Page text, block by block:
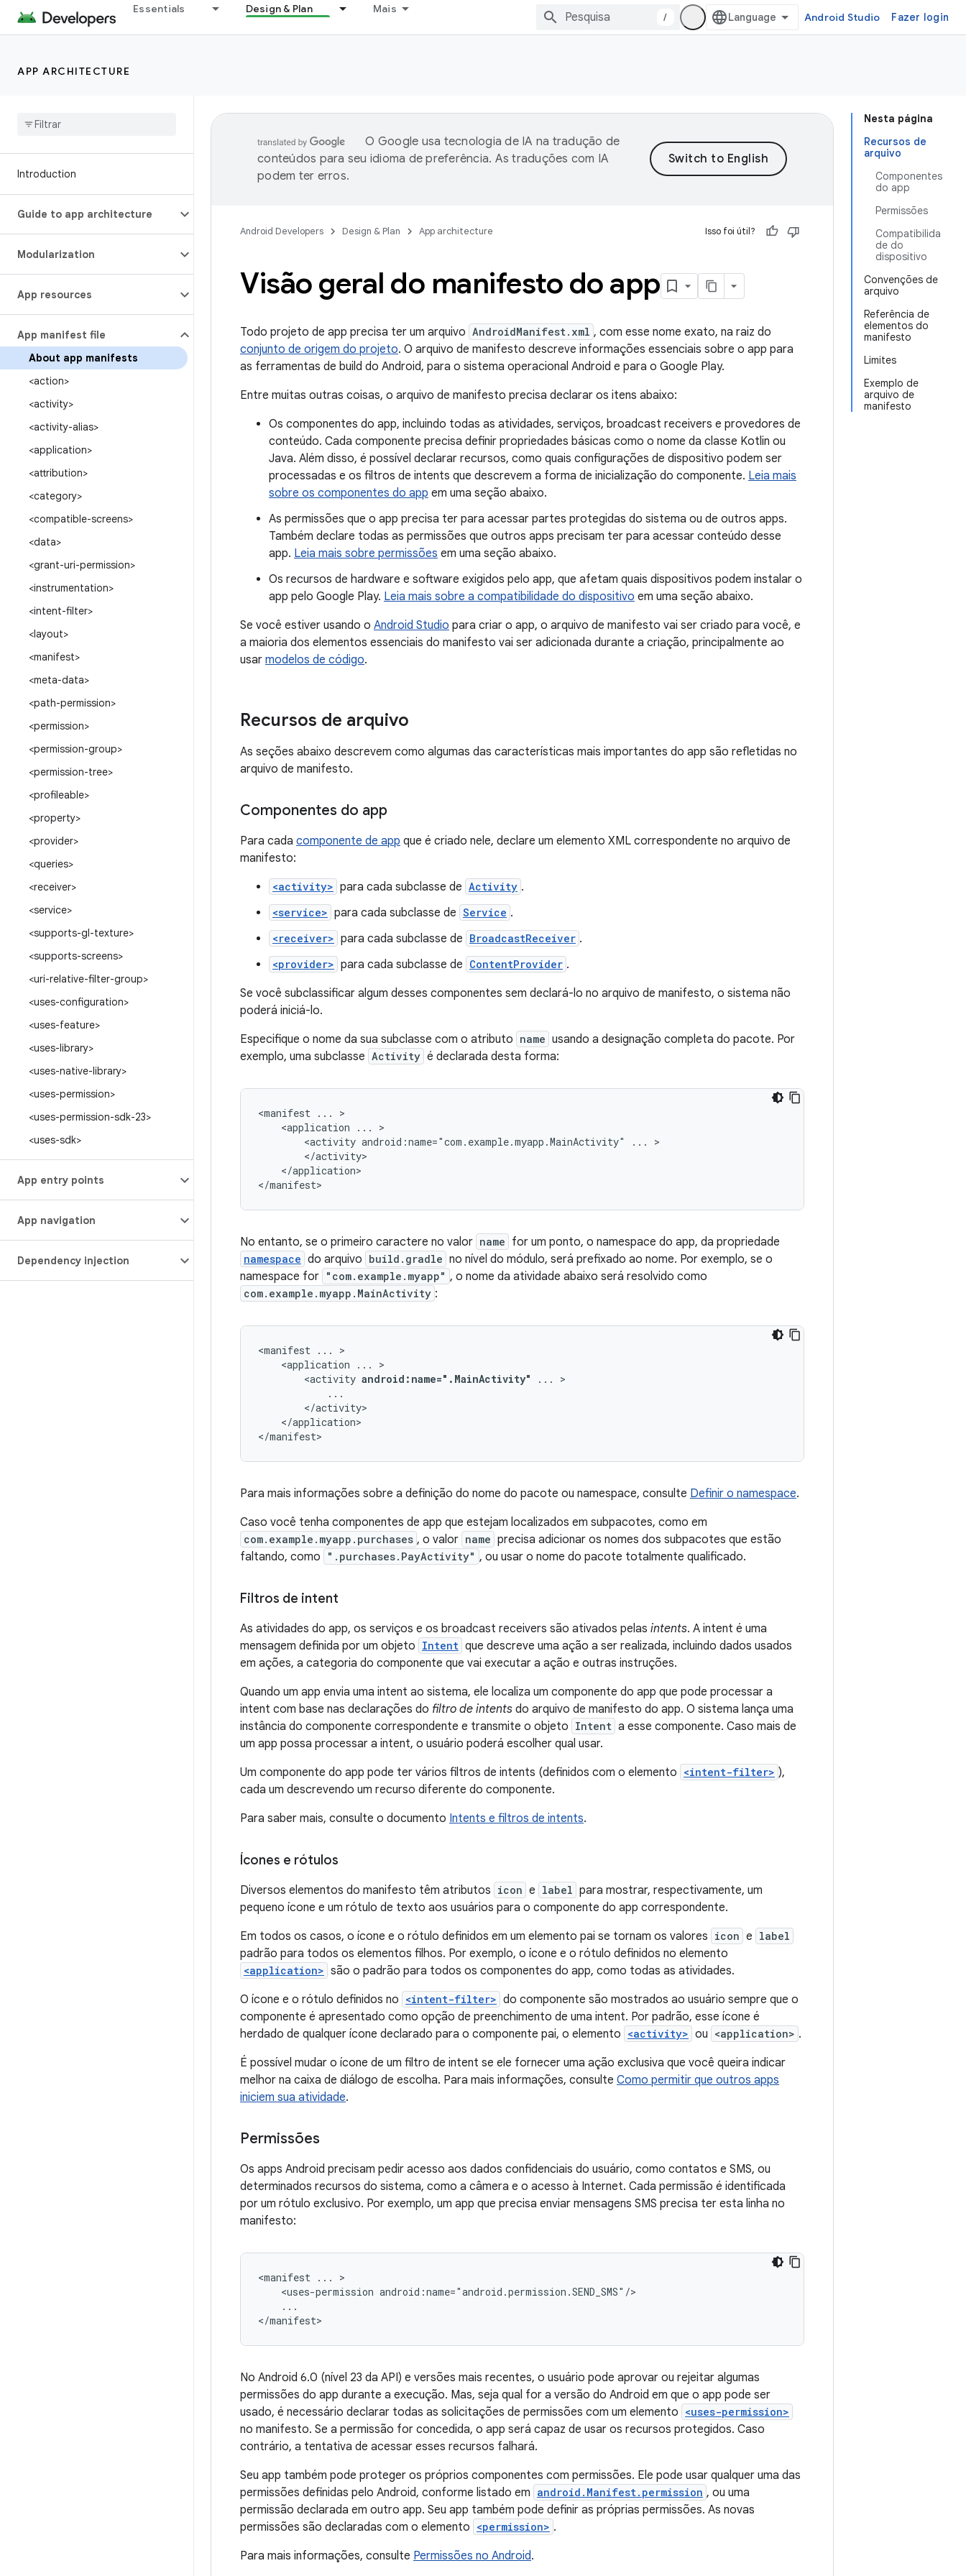
Essentials Design & Plan Mais
/ Android Studio Fazer login
APP ARCHITECTURE
Introduction
Guide to app architecture
Modularization
App resources
App manifest file
About app manifests
<action>
<activity>
<activity-alias>
<application>
<attribution>
<category>
<compatible-screens>
<data>
<grant-uri-permission>
<instrumentation>
<intent-filter>
<layout>
<manifest>
<meta-data>
<path-permission>
<permission>
<permission-group>
<permission-tree>
<profileable>
<property>
<provider>
<queries>
<receiver>
<service>
<supports-gl-texture>
<supports-screens>
<uri-relative-filter-group>
<uses-configuration>
<uses-feature>
<uses-library>
<uses-native-library>
<uses-permission>
<uses-permission-sdk-23>
<uses-sdk>
App entry points
App navigation
Dependency injection
Nesta página
Recursos de
arquivo
Componentes
do app
Permissões
Compatibilida
de do
dispositivo
Convenções de
arquivo
Referência de
elementos do
manifesto
Limites
Exemplo de
arquivo de
manifesto
O Google usa tecnologia de IA na tradução de
conteúdos para seu idioma de preferência. As traduções com IA
podem ter erros.
Android Developers Design & Plan App architecture Isso foi útil?
Visão geral do manifesto do app
Todo projeto de app precisa ter um arquivo AndroidManifest.xml , com esse nome exato, na raiz do
conjunto de origem do projeto. O arquivo de manifesto descreve informações essenciais sobre o app para
as ferramentas de build do Android, para o sistema operacional Android e para o Google Play.
Entre muitas outras coisas, o arquivo de manifesto precisa declarar os itens abaixo:
Os componentes do app, incluindo todas as atividades, serviços, broadcast receivers e provedores de
conteúdo. Cada componente precisa definir propriedades básicas como o nome da classe Kotlin ou
Java. Além disso, é possível declarar recursos, como quais configurações de dispositivo podem ser
processadas e os filtros de intents que descrevem a forma de inicialização do componente. Leia mais
sobre os componentes do app em uma seção abaixo.
As permissões que o app precisa ter para acessar partes protegidas do sistema ou de outros apps.
Também declare todas as permissões que outros apps precisam ter para acessar conteúdo desse
app. Leia mais sobre permissões em uma seção abaixo.
Os recursos de hardware e software exigidos pelo app, que afetam quais dispositivos podem instalar o
app pelo Google Play. Leia mais sobre a compatibilidade do dispositivo em uma seção abaixo.
Se você estiver usando o Android Studio para criar o app, o arquivo de manifesto vai ser criado para você, e
a maioria dos elementos essenciais do manifesto vai ser adicionada durante a criação, principalmente ao
usar modelos de código.
Recursos de arquivo
As seções abaixo descrevem como algumas das características mais importantes do app são refletidas no
arquivo de manifesto.
Componentes do app
Para cada componente de app que é criado nele, declare um elemento XML correspondente no arquivo de
manifesto:
<activity> para cada subclasse de Activity .
<service> para cada subclasse de Service .
<receiver> para cada subclasse de BroadcastReceiver .
<provider> para cada subclasse de ContentProvider .
Se você subclassificar algum desses componentes sem declará-lo no arquivo de manifesto, o sistema não
poderá iniciá-lo.
Especifique o nome da sua subclasse com o atributo name usando a designação completa do pacote. Por
exemplo, uma subclasse Activity é declarada desta forma:
<manifest ...
<application
...
<activity android:name="com.example.myapp.MainActivity" ...
</application>
</manifest>
No entanto, se o primeiro caractere no valor name for um ponto, o namespace do app, da propriedade
namespace do arquivo build.gradle no nível do módulo, será prefixado ao nome. Por exemplo, se o
namespace for "com.example.myapp" , o nome da atividade abaixo será resolvido como
com.example.myapp.MainActivity :
<manifest ...
<application
...
<activity android:name=".MainActivity" ...
</application>
</manifest>
Para mais informações sobre a definição do nome do pacote ou namespace, consulte Definir o namespace.
Caso você tenha componentes de app que estejam localizados em subpacotes, como em
com.example.myapp.purchases , o valor name precisa adicionar os nomes dos subpacotes que estão
faltando, como
".purchases.PayActivity" , ou usar o nome do pacote totalmente qualificado.
Filtros de intent
As atividades do app, os serviços e os broadcast receivers são ativados pelas intents. A intent é uma
mensagem definida por um objeto Intent que descreve uma ação a ser realizada, incluindo dados usados
em ações, a categoria do componente que vai executar a ação e outras instruções.
Quando um app envia uma intent ao sistema, ele localiza um componente do app que pode processar a
intent com base nas declarações do filtro de intents do arquivo de manifesto do app. O sistema lança uma
instância do componente correspondente e transmite o objeto Intent a esse componente. Caso mais de
um app possa processar a intent, o usuário poderá escolher qual usar.
Um componente do app pode ter vários filtros de intents (definidos com o elemento <intent-filter> ),
cada um descrevendo um recurso diferente do componente.
Para saber mais, consulte o documento Intents e filtros de intents.
Ícones e rótulos
Diversos elementos do manifesto têm atributos icon e label para mostrar, respectivamente, um
pequeno ícone e um rótulo de texto aos usuários para o componente do app correspondente.
Em todos os casos, o ícone e o rótulo definidos em um elemento pai se tornam os valores icon e label
padrão para todos os elementos filhos. Por exemplo, o ícone e o rótulo definidos no elemento
<application> são o padrão para todos os componentes do app, como todas as atividades.
O ícone e o rótulo definidos no <intent-filter> do componente são mostrados ao usuário sempre que o
componente é apresentado como opção de preenchimento de uma intent. Por padrão, esse ícone é
herdado de qualquer ícone declarado para o componente pai, o elemento <activity> ou <application> .
É possível mudar o ícone de um filtro de intent se ele fornecer uma ação exclusiva que você queira indicar
melhor na caixa de diálogo de escolha. Para mais informações, consulte Como permitir que outros apps
iniciem sua atividade.
Permissões
Os apps Android precisam pedir acesso aos dados confidenciais do usuário, como contatos e SMS, ou
determinados recursos do sistema, como a câmera e o acesso à Internet. Cada permissão é identificada
por um rótulo exclusivo. Por exemplo, um app que precisa enviar mensagens SMS precisa ter esta linha no
manifesto:
<manifest ...
<uses-permission
...
</manifest>
No Android 6.0 (nível 23 da API) e versões mais recentes, o usuário pode aprovar ou rejeitar algumas
permissões do app durante a execução. Mas, seja qual for a versão do Android em que o app pode ser
usado, é necessário declarar todas as solicitações de permissões com um elemento <uses-permission>
no manifesto. Se a permissão for concedida, o app será capaz de usar os recursos protegidos. Caso
contrário, a tentativa de acessar esses recursos falhará.
Seu app também pode proteger os próprios componentes com permissões. Ele pode usar qualquer uma das
permissões definidas pelo Android, conforme listado em android.Manifest.permission , ou uma
permissão declarada em outro app. Seu app também pode definir as próprias permissões. As novas
permissões são declaradas com o elemento <permission> .
Para mais informações, consulte Permissões no Android.